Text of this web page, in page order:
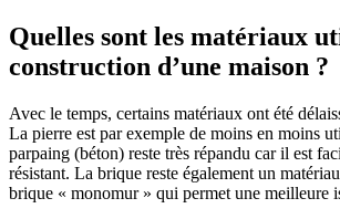
Quelles sont les matériaux
construction d’une maison ?
Avec le temps, certains matériaux ont été
La pierre est par exemple de moins en moins
parpaing (béton) reste très répandu car il est
résistant. La brique reste également un
brique « monomur » qui permet une meilleure